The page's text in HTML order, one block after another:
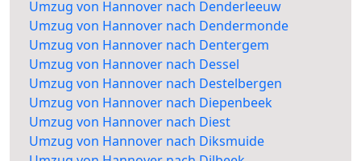
Umzug von Hannover nach Denderleeuw
Umzug von Hannover nach Dendermonde
Umzug von Hannover nach Dentergem
Umzug von Hannover nach Dessel
Umzug von Hannover nach Destelbergen
Umzug von Hannover nach Diepenbeek
Umzug von Hannover nach Diest
Umzug von Hannover nach Diksmuide